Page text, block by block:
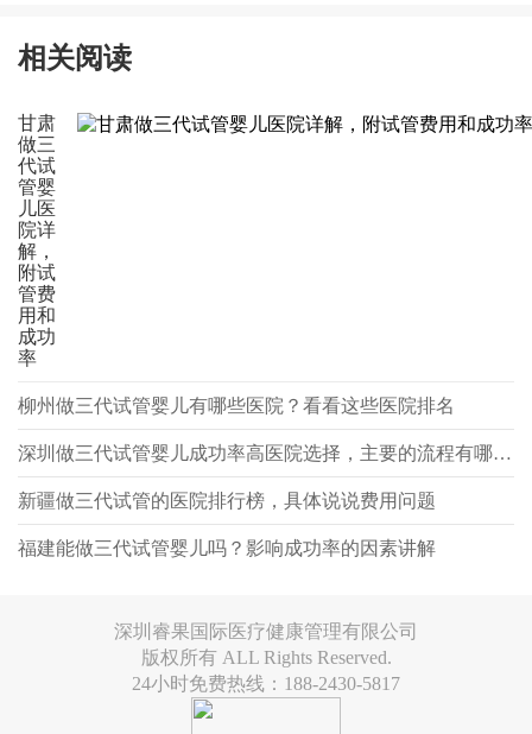
相关阅读
甘肃
做三
代试
管婴
儿医
院详
解，
附试
管费
用和
成功
率
柳州做三代试管婴儿有哪些医院？看看这些医院排名
深圳做三代试管婴儿成功率高医院选择，主要的流程有哪些？
新疆做三代试管的医院排行榜，具体说说费用问题
福建能做三代试管婴儿吗？影响成功率的因素讲解
深圳睿果国际医疗健康管理有限公司
版权所有 ALL Rights Reserved.
24小时免费热线：188-2430-5817